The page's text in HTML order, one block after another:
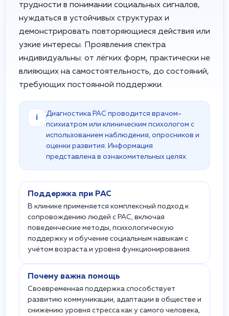
трудности в понимании социальных сигналов,
нуждаться в устойчивых структурах и
демонстрировать повторяющиеся действия или
узкие интересы. Проявления спектра
индивидуальны: от лёгких форм, практически не
влияющих на самостоятельность, до состояний,
требующих постоянной поддержки.
i
Диагностика РАС проводится врачом-
психиатром или клиническим психологом с
использованием наблюдения, опросников и
оценки развития. Информация
представлена в ознакомительных целях.
Поддержка при РАС
В клинике применяется комплексный подход к
сопровождению людей с РАС, включая
поведенческие методы, психологическую
поддержку и обучение социальным навыкам с
учётом возраста и уровня функционирования.
Почему важна помощь
Своевременная поддержка способствует
развитию коммуникации, адаптации в обществе и
снижению уровня стресса как у самого человека,